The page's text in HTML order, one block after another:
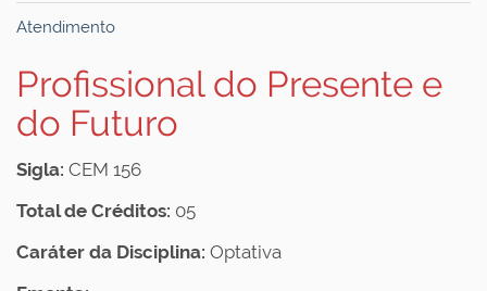
Atendimento
Profissional do Presente e
do Futuro
Sigla: CEM 156
Total de Créditos: 05
Caráter da Disciplina: Optativa